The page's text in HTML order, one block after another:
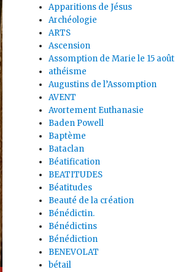
Apparitions de Jésus
Archéologie
ARTS
Ascension
Assomption de Marie le 15 août
athéisme
Augustins de l’Assomption
AVENT
Avortement Euthanasie
Baden Powell
Baptème
Bataclan
Béatification
BEATITUDES
Béatitudes
Beauté de la création
Bénédictin.
Bénédictins
Bénédiction
BENEVOLAT
bétail